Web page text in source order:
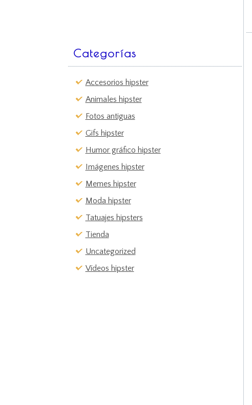
Categorías
Accesorios hipster
Animales hipster
Fotos antiguas
Gifs hipster
Humor gráfico hipster
Imágenes hipster
Memes hipster
Moda hipster
Tatuajes hipsters
Tienda
Uncategorized
Vídeos hipster